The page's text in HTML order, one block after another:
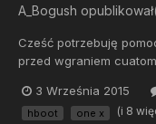
A_Bogush
Cześć potrzebuję
przed wgraniem
Jeżeli ktoś na forum
wdzięczny Wysłane z
3 Września 2015
hboot one x (i 8